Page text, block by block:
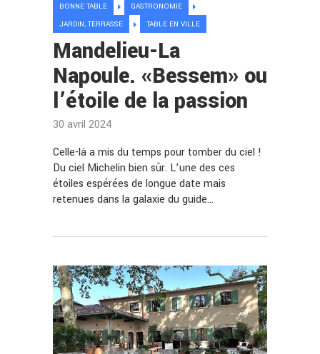
BONNE TABLE
GASTRONOMIE
JARDIN, TERRASSE
TABLE EN VILLE
Mandelieu-La
Napoule. «Bessem» ou
l’étoile de la passion
30 avril 2024
Celle-là a mis du temps pour tomber du ciel !
Du ciel Michelin bien sûr. L’une des ces
étoiles espérées de longue date mais
retenues dans la galaxie du guide…